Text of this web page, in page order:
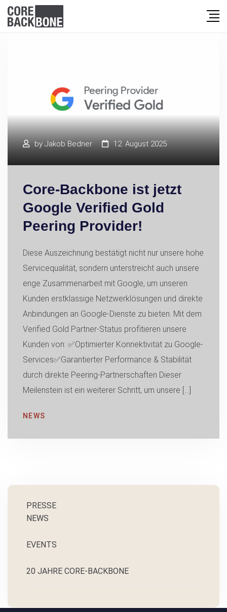
by Jakob Bedner 12. August 2025
Core-Backbone ist jetzt
Google Verified Gold
Peering Provider!
Diese Auszeichnung bestätigt nicht nur unsere hohe
Servicequalität, sondern unterstreicht auch unsere
enge Zusammenarbeit mit Google, um unseren
Kunden erstklassige Netzwerklösungen und direkte
Anbindungen an Google-Dienste zu bieten. Mit dem
Verified Gold Partner-Status profitieren unsere
Kunden von: ✅Optimierter Konnektivität zu Google-
Services✅Garantierter Performance & Stabilität
durch direkte Peering-Partnerschaften Dieser
Meilenstein ist ein weiterer Schritt, um unsere […]
NEWS
20 JAHRE CORE-BACKBONE
EVENTS
NEWS
PRESSE